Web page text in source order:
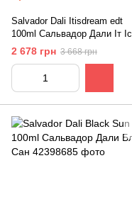
Salvador Dali Itisdream edt
100ml Сальвадор Дали Іт Іс
Дрім
2 678 грн 3 668 грн